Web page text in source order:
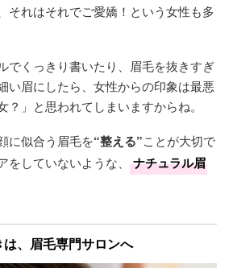
それはそれでご愛嬌！という女性も多
でくっきり書いたり、眉毛を抜きすぎ
い眉にしたら、女性からの印象は最悪
？」と思われてしまいますからね。
に似合う眉毛を“整える”ことが大切で
していないような、
ナチュラル眉
、眉毛専門サロンへ